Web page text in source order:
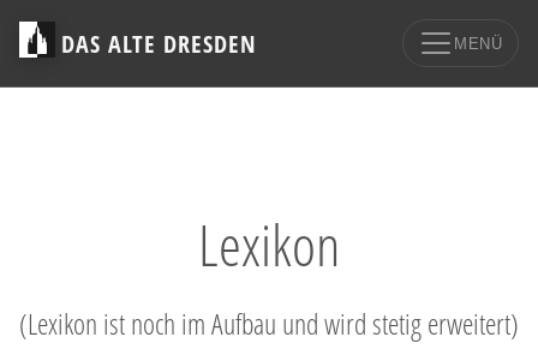
DAS ALTE DRESDEN MENÜ
Lexikon
(Lexikon ist noch im Aufbau und wird stetig erweitert)